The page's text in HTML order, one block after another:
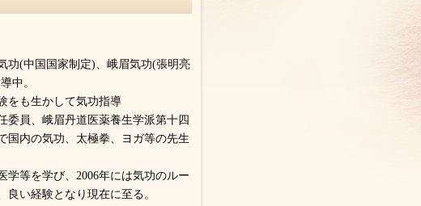
功(中国国家制定)、峨眉気功(張明亮
中。
をも生かして気功指導
委員、峨眉丹道医薬養生学派第十四
国内の気功、太極拳、ヨガ等の先生
学等を学び、2006年には気功のルー
い経験となり現在に至る。